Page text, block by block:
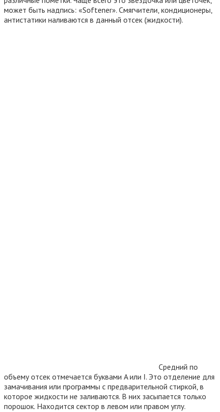
может быть надпись: «Softener». Смягчители, кондиционеры,
антистатики наливаются в данный отсек (жидкости).
Средний по
объему отсек отмечается буквами A или I. Это отделение для
замачивания или программы с предварительной стиркой, в
которое жидкости не заливаются. В них засыпается только
порошок. Находится сектор в левом или правом углу.